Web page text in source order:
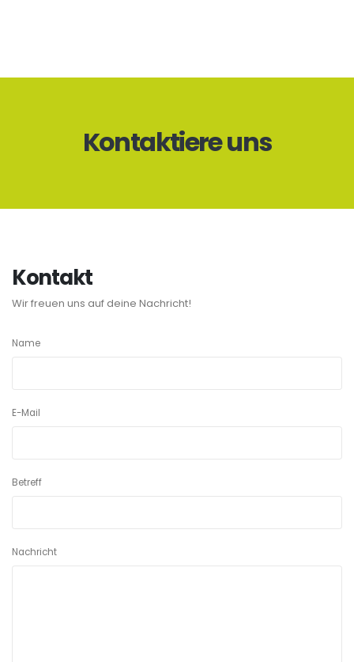
Kontaktiere uns
Kontakt
Wir freuen uns auf deine Nachricht!
Name
E-Mail
Betreff
Nachricht